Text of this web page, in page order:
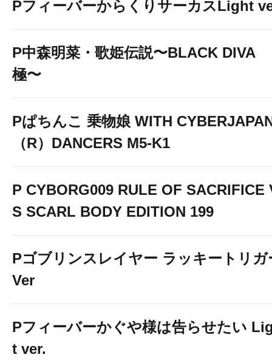
PフィーバーからくりサーカスLight
P中森明菜・歌姫伝説〜BLACK DIVA
極〜
Pぱちんこ 乗物娘 WITH
（R）DANCERS M5-K1
P CYBORG009 RULE OF SACRIFICE
S SCARL BODY EDITION 199
Pゴブリンスレイヤー ラッキートリガ
Ver
Pフィーバーかぐや様は告らせたい
t ver.